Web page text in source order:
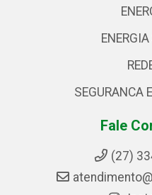
SEGURANCA
Fale
(27)